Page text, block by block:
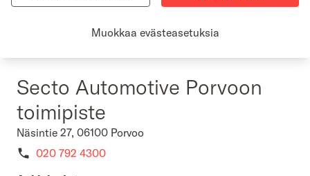
Tietosuoja-asioissa laitathan viestiä osoitteeseen
Secto Automotive Porvoon
toimipiste
Näsintie 27, 06100 Porvoo
020 792 4300
Muokkaa evästeasetuksia